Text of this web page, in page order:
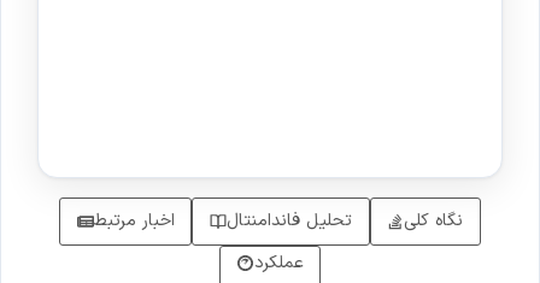
نگاه کلی تحلیل فاندامنتال
اخبار مرتبط
عملکرد